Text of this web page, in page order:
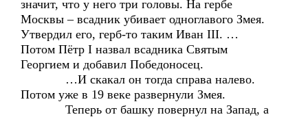
значит, что у него три головы. На гербе
Москвы – всадник убивает одноглавого Змея.
Утвердил его, герб-то таким Иван III. …
Потом Пётр I назвал всадника Святым
Георгием и добавил Победоносец.
…И скакал он тогда справа налево.
Потом уже в 19 веке развернули Змея.
Теперь от башку повернул на Запад, а